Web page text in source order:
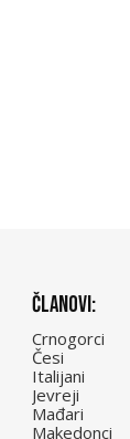
Članovi:
Crnogorci
Česi
Italijani
Jevreji
Mađari
Makedonci